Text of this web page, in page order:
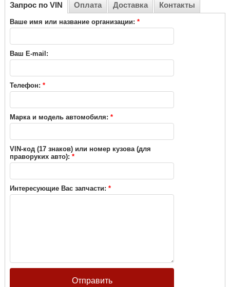
Запрос по VIN Оплата Доставка Контакты
Ваше имя или название организации: *
Ваш E-mail:
Телефон: *
Марка и модель автомобиля: *
VIN-код (17 знаков) или номер кузова (для
праворуких авто): *
Интересующие Вас запчасти: *
Отправить